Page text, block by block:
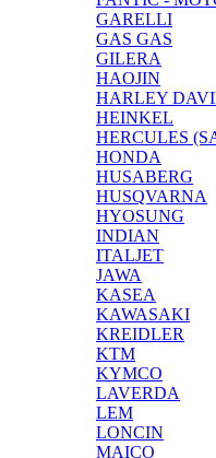
GARELLI
GAS GAS
GILERA
HAOJIN
HARLEY
HEINKEL
HERCULES
HONDA
HUSABERG
HUSQVARNA
HYOSUNG
INDIAN
ITALJET
JAWA
KASEA
KAWASAKI
KREIDLER
KTM
KYMCO
LAVERDA
LEM
LONCIN
MAICO